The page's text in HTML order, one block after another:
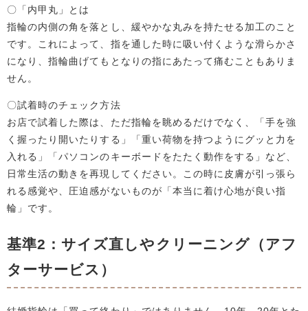
〇「内甲丸」とは
指輪の内側の角を落とし、緩やかな丸みを持たせる加工のこと
です。これによって、指を通した時に吸い付くような滑らかさ
になり、指輪曲げてもとなりの指にあたって痛むこともありま
せん。
〇試着時のチェック方法
お店で試着した際は、ただ指輪を眺めるだけでなく、「手を強
く握ったり開いたりする」「重い荷物を持つようにグッと力を
入れる」「パソコンのキーボードをたたく動作をする」など、
日常生活の動きを再現してください。この時に皮膚が引っ張ら
れる感覚や、圧迫感がないものが「本当に着け心地が良い指
輪」です。
基準2：サイズ直しやクリーニング（アフ
ターサービス）